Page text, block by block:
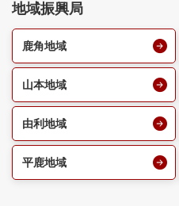
地域振興局
鹿角地域
山本地域
由利地域
平鹿地域